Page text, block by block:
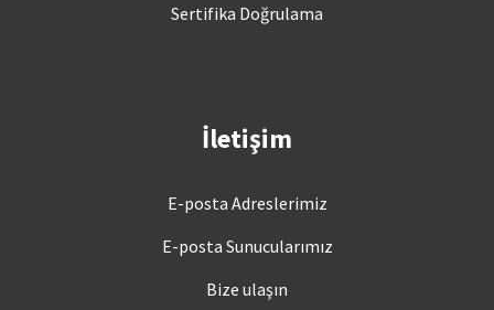
Sertifika Doğrulama
İletişim
E-posta Adreslerimiz
E-posta Sunucularımız
Bize ulaşın